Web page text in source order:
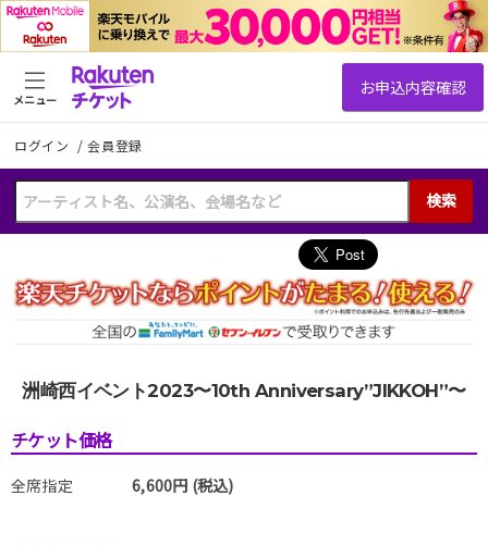
ログイン /会員登録
検索
メニュー
洲崎西イベント2023〜10th Anniversary”JIKKOH”〜
チケット価格
全席指定 6,600円 (税込)